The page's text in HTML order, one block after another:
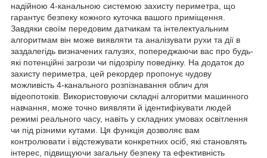
надійною 4-канальною системою захисту периметра, що
гарантує безпеку кожного куточка вашого приміщення.
Завдяки своїм передовим датчикам та інтелектуальним
алгоритмам він може виявляти та аналізувати рухи та дії в
заздалегідь визначених галузях, попереджаючи вас про будь-
які потенційні загрози чи підозрілу поведінку. На додаток до
захисту периметра, цей рекордер пропонує чудову
можливість 4-канального розпізнавання облич для
відеопотоків. Використовуючи складні алгоритми машинного
навчання, може точно виявляти й ідентифікувати людей
режимі реального часу, навіть у складних умовах освітлення
чи під різними кутами. Ця функція дозволяє вам
контролювати і відстежувати конкретних осіб, які становлять
інтерес, підвищуючи загальну безпеку та ефективність